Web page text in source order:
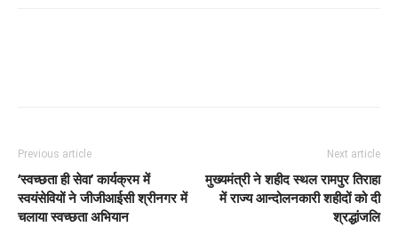
Previous article
‘स्वच्छता ही सेवा’ कार्यक्रम में
स्वयंसेवियों ने जीजीआईसी श्रीनगर में
चलाया स्वच्छता अभियान
Next article
मुख्यमंत्री ने शहीद स्थल रामपुर तिराहा
में राज्य आन्दोलनकारी शहीदों को दी
श्रद्धांजलि